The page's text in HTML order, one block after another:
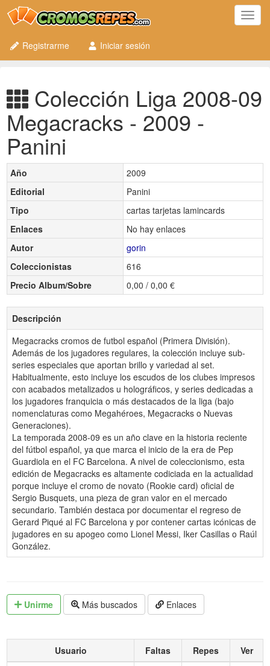
Registrarme
Iniciar sesión
Colección Liga 2008-09
Megacracks - 2009 -
Panini
Año
2009
Editorial
Panini
Tipo
cartas tarjetas lamincards
Enlaces
No hay enlaces
Autor
gorin
Coleccionistas
616
Precio Album/Sobre
0,00 / 0,00 €
Descripción
Megacracks cromos de futbol español (Primera División).
Además de los jugadores regulares, la colección incluye sub-
series especiales que aportan brillo y variedad al set.
Habitualmente, esto incluye los escudos de los clubes impresos
con acabados metalizados u holográficos, y series dedicadas a
los jugadores franquicia o más destacados de la liga (bajo
nomenclaturas como Megahéroes, Megacracks o Nuevas
Generaciones).
La temporada 2008-09 es un año clave en la historia reciente
del fútbol español, ya que marca el inicio de la era de Pep
Guardiola en el FC Barcelona. A nivel de coleccionismo, esta
edición de Megacracks es altamente codiciada en la actualidad
porque incluye el cromo de novato (Rookie card) oficial de
Sergio Busquets, una pieza de gran valor en el mercado
secundario. También destaca por documentar el regreso de
Gerard Piqué al FC Barcelona y por contener cartas icónicas de
jugadores en su apogeo como Lionel Messi, Iker Casillas o Raúl
González.
Unirme Más buscados Enlaces
Usuario Faltas Repes
Ver